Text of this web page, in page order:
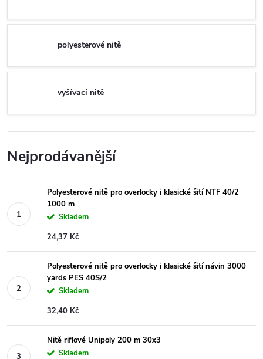
polyesterové nitě
vyšívací nitě
Nejprodávanější
Polyesterové nitě pro overlocky i klasické šití NTF 40/2
1000 m
Skladem
24,37 Kč
Polyesterové nitě pro overlocky i klasické šití návin 3000
yards PES 40S/2
Skladem
32,40 Kč
Nitě riflové Unipoly 200 m 30x3
Skladem